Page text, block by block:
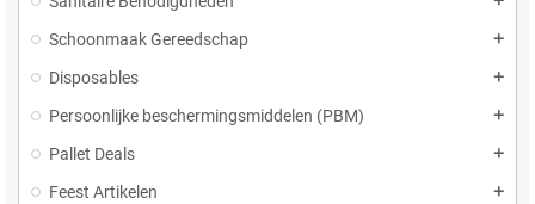
Schoonmaak Gereedschap add
Disposables add
Persoonlijke beschermingsmiddelen (PBM) add
Pallet Deals add
Feest Artikelen add